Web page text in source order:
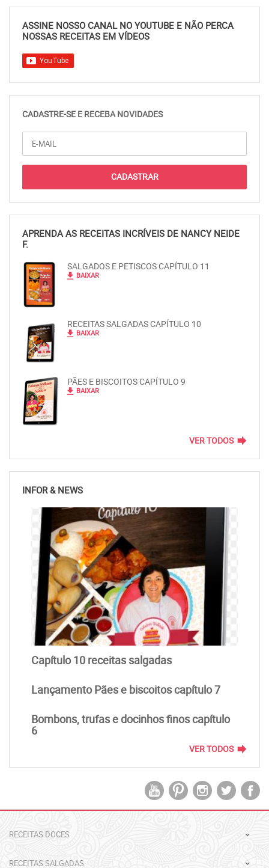
ASSINE NOSSO CANAL NO YOUTUBE E NÃO PERCA
NOSSAS RECEITAS EM VÍDEOS
CADASTRE-SE E RECEBA NOVIDADES
APRENDA AS RECEITAS INCRÍVEIS DE NANCY NEIDE
F.
SALGADOS E PETISCOS CAPÍTULO 11
file_download BAIXAR
RECEITAS SALGADAS CAPÍTULO 10
file_download BAIXAR
PÃES E BISCOITOS CAPÍTULO 9
file_download BAIXAR
VER TODOS forward
INFOR & NEWS
Capítulo 10 receitas salgadas
Lançamento Pães e biscoitos capítulo 7
Bombons, trufas e docinhos finos capítulo
6
VER TODOS forward
RECEITAS DOCES
RECEITAS SALGADAS